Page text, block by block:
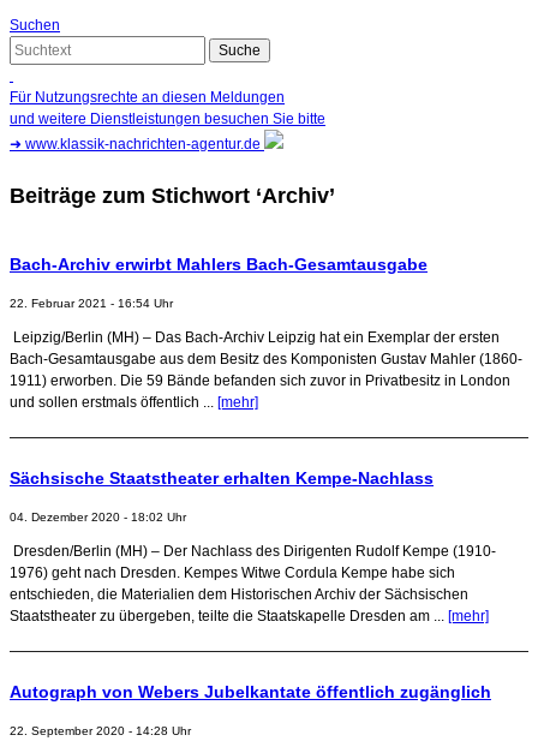
Suchen
Für Nutzungsrechte an diesen Meldungen
und weitere Dienstleistungen besuchen Sie bitte
➜ www.klassik-nachrichten-agentur.de
Beiträge zum Stichwort ‘Archiv’
Bach-Archiv erwirbt Mahlers Bach-Gesamtausgabe
22. Februar 2021 - 16:54 Uhr
Leipzig/Berlin (MH) – Das Bach-Archiv Leipzig hat ein Exemplar der ersten
Bach-Gesamtausgabe aus dem Besitz des Komponisten Gustav Mahler (1860-
1911) erworben. Die 59 Bände befanden sich zuvor in Privatbesitz in London
und sollen erstmals öffentlich ... [mehr]
Sächsische Staatstheater erhalten Kempe-Nachlass
04. Dezember 2020 - 18:02 Uhr
Dresden/Berlin (MH) – Der Nachlass des Dirigenten Rudolf Kempe (1910-
1976) geht nach Dresden. Kempes Witwe Cordula Kempe habe sich
entschieden, die Materialien dem Historischen Archiv der Sächsischen
Staatstheater zu übergeben, teilte die Staatskapelle Dresden am ... [mehr]
Autograph von Webers Jubelkantate öffentlich zugänglich
22. September 2020 - 14:28 Uhr